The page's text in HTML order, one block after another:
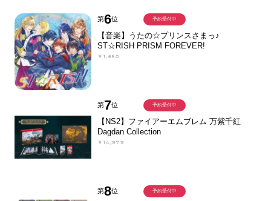
第6位
【音楽】うたの☆プリンスさまっ♪
ST☆RISH PRISM FOREVER!
￥1,650
予約受付中
第7位
【NS2】ファイアーエムブレム 万紫千紅
Dagdan Collection
￥14,979
予約受付中
第8位 予約受付中